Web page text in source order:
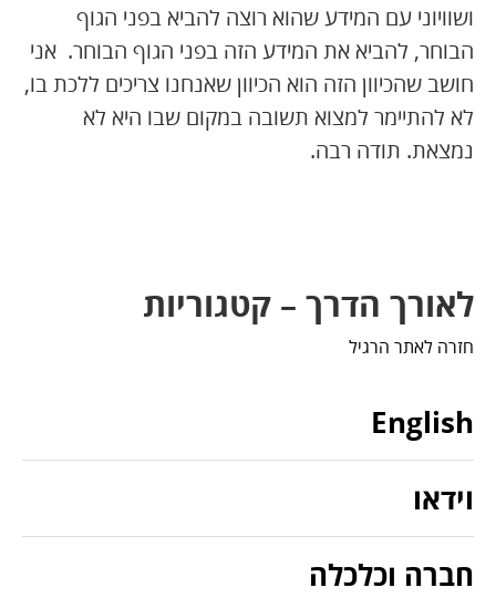
ושוויוני עם המידע שהוא רוצה להביא בפני הגוף
הבוחר, להביא את המידע הזה בפני הגוף הבוחר. אני
חושב שהכיוון הזה הוא הכיוון שאנחנו צריכים ללכת בו,
לא להתיימר למצוא תשובה במקום שבו היא לא
נמצאת. תודה רבה.
לאורך הדרך – קטגוריות
חזרה לאתר הרגיל
English
וידאו
חברה וכלכלה